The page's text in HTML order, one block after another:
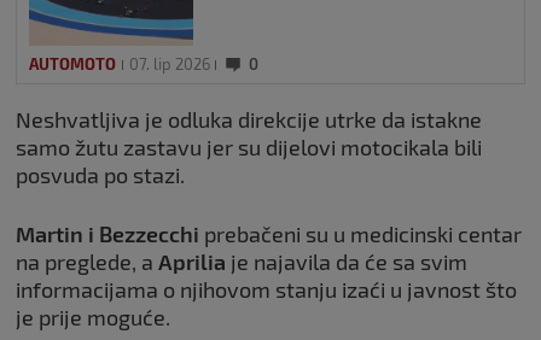
AUTOMOTO 07. lip 2026 0
Neshvatljiva je odluka direkcije utrke da istakne
samo žutu zastavu jer su dijelovi motocikala bili
posvuda po stazi.
Martin i Bezzecchi prebačeni su u medicinski centar
na preglede, a Aprilia je najavila da će sa svim
informacijama o njihovom stanju izaći u javnost što
je prije moguće.